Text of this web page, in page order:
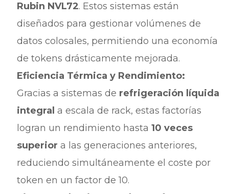
Rubin NVL72. Estos sistemas están
diseñados para gestionar volúmenes de
datos colosales, permitiendo una economía
de tokens drásticamente mejorada.
Eficiencia Térmica y Rendimiento:
Gracias a sistemas de refrigeración líquida
integral a escala de rack, estas factorías
logran un rendimiento hasta10 veces
superior a las generaciones anteriores,
reduciendo simultáneamente el coste por
token en un factor de 10.